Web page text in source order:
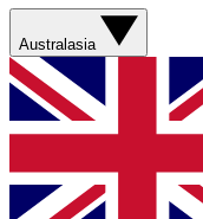
Australasia